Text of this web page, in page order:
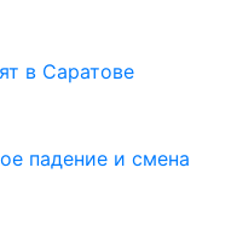
в Саратове
падение и смена